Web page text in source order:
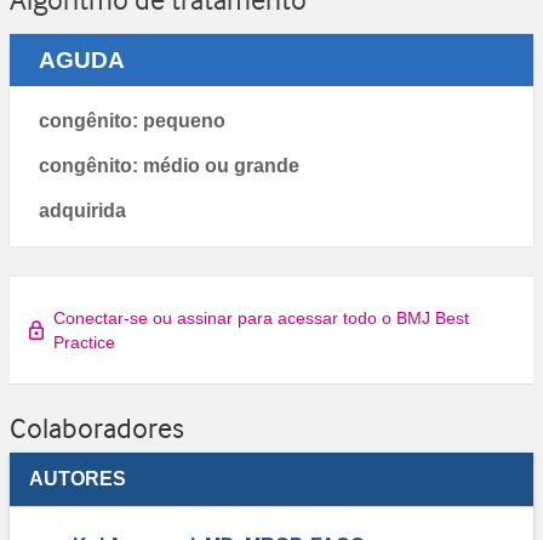
AGUDA
congênito: pequeno
congênito: médio ou grande
adquirida
Conectar-se ou assinar para acessar todo o BMJ Best
Practice
Colaboradores
AUTORES